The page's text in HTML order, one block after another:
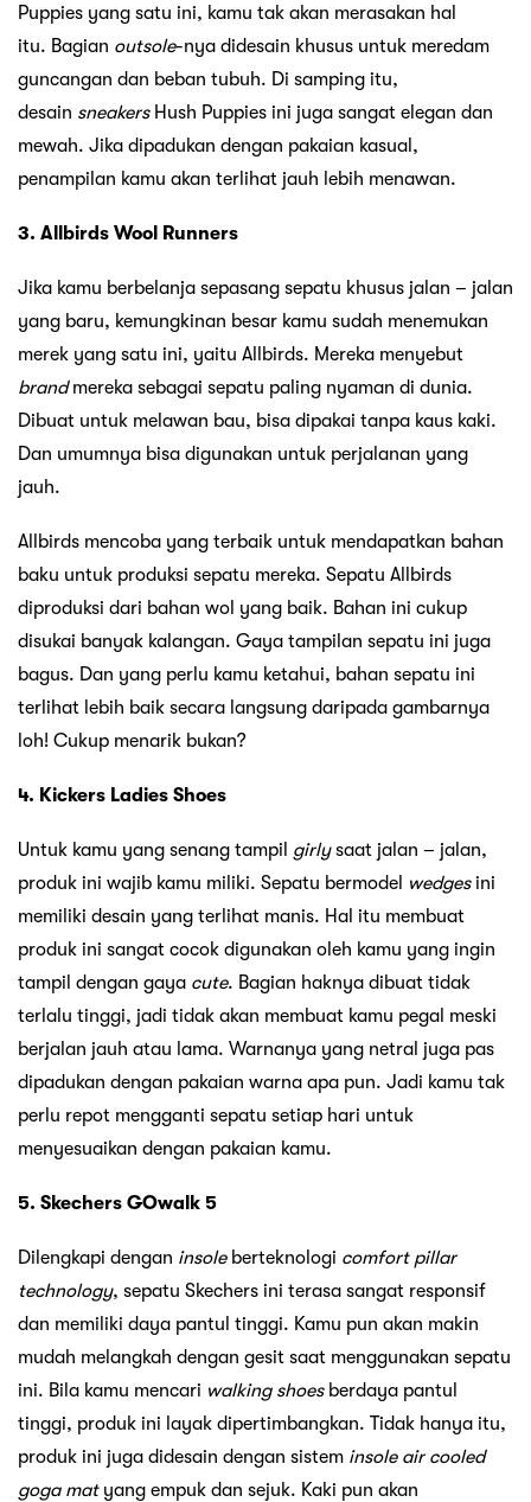
Puppies yang satu ini, kamu tak akan merasakan hal
itu. Bagian outsole-nya didesain khusus untuk meredam
guncangan dan beban tubuh. Di samping itu,
desain sneakersHush Puppies ini juga sangat elegan dan
mewah. Jika dipadukan dengan pakaian kasual,
penampilan kamu akan terlihat jauh lebih menawan.
3. Allbirds Wool Runners
Jika kamu berbelanja sepasang sepatu khusus jalan – jalan
yang baru, kemungkinan besar kamu sudah menemukan
merek yang satu ini, yaitu Allbirds. Mereka menyebut
brandmereka sebagai sepatu paling nyaman di dunia.
Dibuat untuk melawan bau, bisa dipakai tanpa kaus kaki.
Dan umumnya bisa digunakan untuk perjalanan yang
jauh.
Allbirds mencoba yang terbaik untuk mendapatkan bahan
baku untuk produksi sepatu mereka. Sepatu Allbirds
diproduksi dari bahan wol yang baik. Bahan ini cukup
disukai banyak kalangan. Gaya tampilan sepatu ini juga
bagus. Dan yang perlu kamu ketahui, bahan sepatu ini
terlihat lebih baik secara langsung daripada gambarnya
loh! Cukup menarik bukan?
4. Kickers Ladies Shoes
Untuk kamu yang senang tampil girlysaat jalan – jalan,
produk ini wajib kamu miliki. Sepatu bermodel wedgesini
memiliki desain yang terlihat manis. Hal itu membuat
produk ini sangat cocok digunakan oleh kamu yang ingin
tampil dengan gaya cute. Bagian haknya dibuat tidak
terlalu tinggi, jadi tidak akan membuat kamu pegal meski
berjalan jauh atau lama. Warnanya yang netral juga pas
dipadukan dengan pakaian warna apa pun. Jadi kamu tak
perlu repot mengganti sepatu setiap hari untuk
menyesuaikan dengan pakaian kamu.
5. Skechers GOwalk 5
Dilengkapi dengan insoleberteknologi comfort pillar
technology, sepatu Skechers ini terasa sangat responsif
dan memiliki daya pantul tinggi. Kamu pun akan makin
mudah melangkah dengan gesit saat menggunakan sepatu
ini. Bila kamu mencari walking shoesberdaya pantul
tinggi, produk ini layak dipertimbangkan. Tidak hanya itu,
produk ini juga didesain dengan sistem insole air cooled
goga matyang empuk dan sejuk. Kaki pun akan